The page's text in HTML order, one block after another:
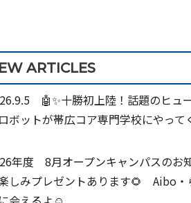
ARTICLES
🤖✨十勝初上陸！話題のヒュ
ボットが帯広コア専門学校にやって
年度 8月オープンキャンパスのお
しみプレゼントあります🌻 Aibo・